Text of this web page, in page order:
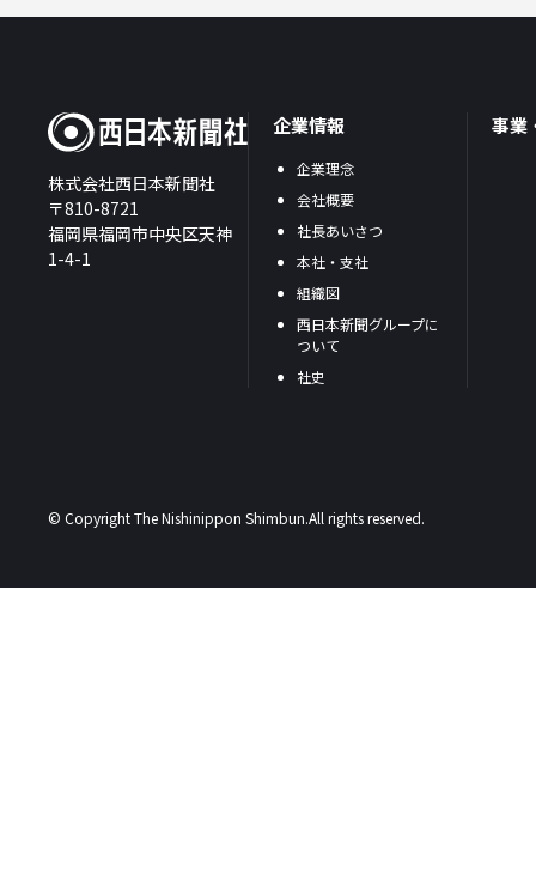
株式会社西日本新聞社
〒810-8721
福岡県福岡市中央区天神
1-4-1
企業情報
企業理念
会社概要
社長あいさつ
本社・支社
組織図
西日本新聞グループに
ついて
社史
事業
© Copyright The Nishinippon Shimbun.All rights reserved.